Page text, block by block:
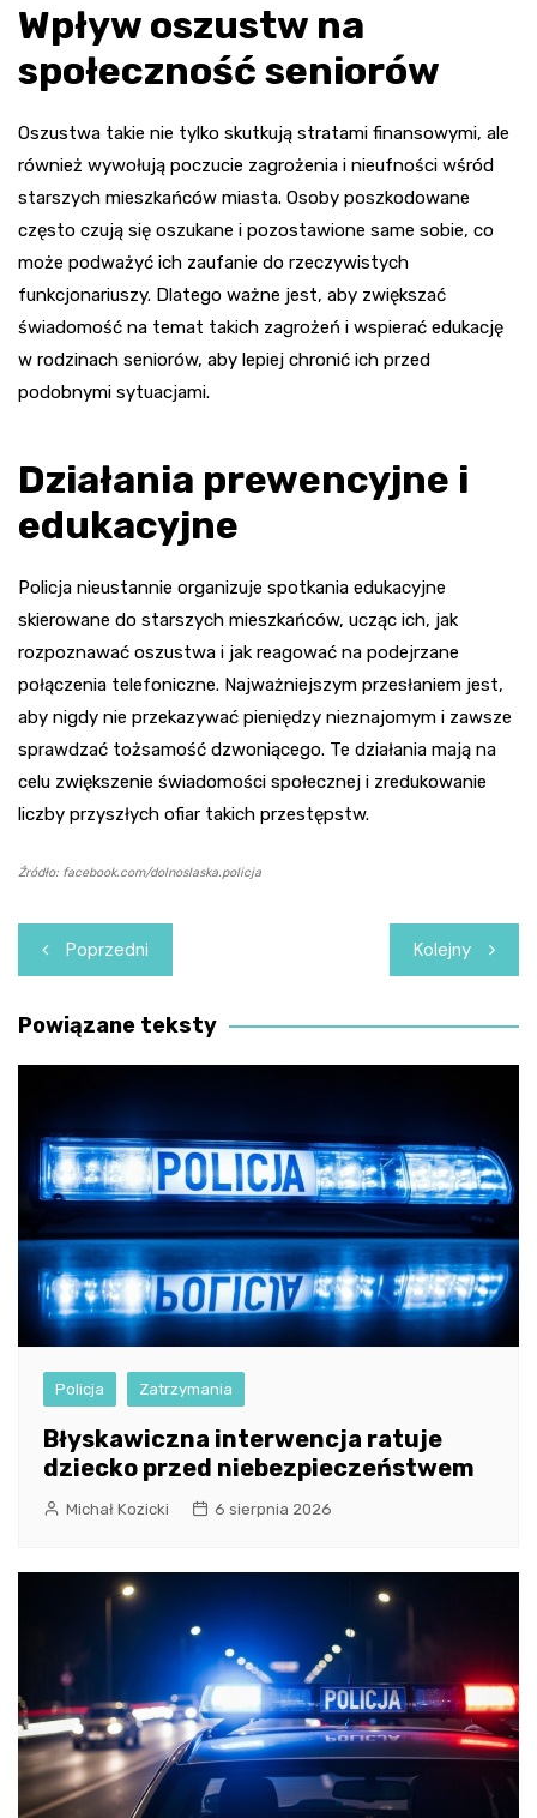
Wpływ oszustw na
społeczność seniorów
Oszustwa takie nie tylko skutkują stratami finansowymi, ale
również wywołują poczucie zagrożenia i nieufności wśród
starszych mieszkańców miasta. Osoby poszkodowane
często czują się oszukane i pozostawione same sobie, co
może podważyć ich zaufanie do rzeczywistych
funkcjonariuszy. Dlatego ważne jest, aby zwiększać
świadomość na temat takich zagrożeń i wspierać edukację
w rodzinach seniorów, aby lepiej chronić ich przed
podobnymi sytuacjami.
Działania prewencyjne i
edukacyjne
Policja nieustannie organizuje spotkania edukacyjne
skierowane do starszych mieszkańców, ucząc ich, jak
rozpoznawać oszustwa i jak reagować na podejrzane
połączenia telefoniczne. Najważniejszym przesłaniem jest,
aby nigdy nie przekazywać pieniędzy nieznajomym i zawsze
sprawdzać tożsamość dzwoniącego. Te działania mają na
celu zwiększenie świadomości społecznej i zredukowanie
liczby przyszłych ofiar takich przestępstw.
Źródło: facebook.com/dolnoslaska.policja
Nawigacja
wpisu
Poprzedni Kolejny
Powiązane teksty
Policja Zatrzymania
Błyskawiczna interwencja ratuje
dziecko przed niebezpieczeństwem
Michał Kozicki 6 sierpnia 2026